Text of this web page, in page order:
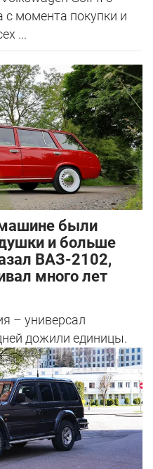
с момента покупки и
...
были
и больше
ВАЗ-2102,
много лет
– универсал
дожили единицы.